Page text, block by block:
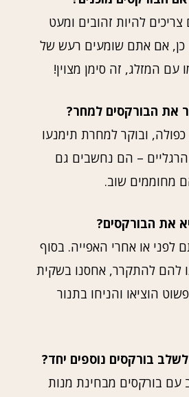
להיות זהובים ומעט
כן, אם אתם שומעים רעש של
עם המזלג, זה סימן מצוין!
את הבורקסים למחר?
כפולה, ובוקר למחרת תימנעו
– הם נחשבים גם
מחוממים שוב.
את הבורקסים?
לפני או אחרי האפייה. בסוף
להם להתקרר, אחסנו בשקית
הוציאו והניחו בתנור
בורקסים נוספים יחד?
עם בורקסים מבחינת מנות